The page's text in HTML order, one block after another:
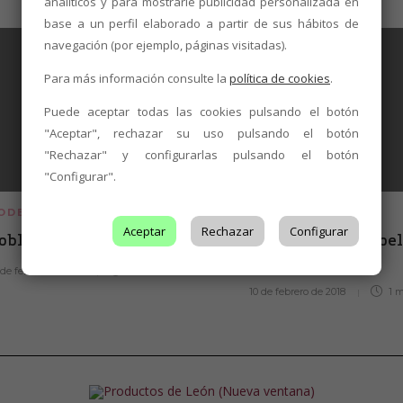
DO LEÓN
febrero de 2018
La Osa Vinos –
10 de febrero de 2018 1
base a un perfil elaborado a partir de sus hábitos de
navegación (por ejemplo, páginas visitadas).
Para más información consulte la política de cookies.
Puede aceptar todas las cookies pulsando el botón
"Aceptar", rechazar su uso pulsando el botón
"Rechazar" y configurarlas pulsando el botón
"Configurar".
Aceptar Rechazar Configurar